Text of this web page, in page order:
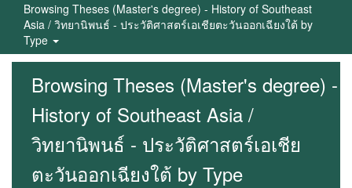
Browsing Theses (Master's degree) - History of Southeast
Asia / วิทยานิพนธ์ - ประวัติศาสตร์เอเชียตะวันออกเฉียงใต้ by
Type
Browsing Theses (Master's degree) -
History of Southeast Asia /
วิทยานิพนธ์ - ประวัติศาสตร์เอเชีย
ตะวันออกเฉียงใต้ by Type